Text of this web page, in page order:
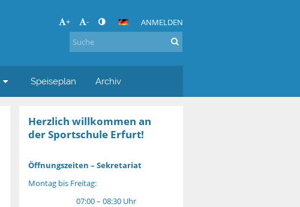
+ - ANMELDEN
Speiseplan Archiv
Herzlich willkommen an
der Sportschule Erfurt!
Öffnungszeiten – Sekretariat
Montag bis Freitag:
07:00 – 08:30 Uhr